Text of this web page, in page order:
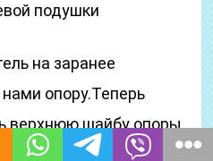
подушки
на заранее
опору.Теперь
верхнюю шайбу опоры.